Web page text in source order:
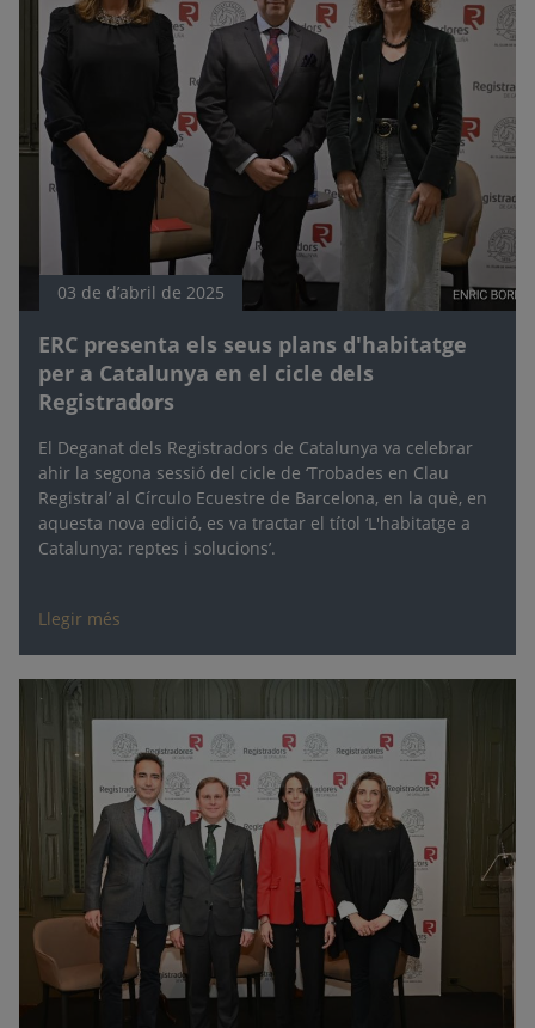
03 de d’abril de 2025
ERC presenta els seus plans d'habitatge
per a Catalunya en el cicle dels
Registradors
El Deganat dels Registradors de Catalunya va celebrar
ahir la segona sessió del cicle de ‘Trobades en Clau
Registral’ al Círculo Ecuestre de Barcelona, en la què, en
aquesta nova edició, es va tractar el títol ‘L'habitatge a
Catalunya: reptes i solucions’.
Llegir més